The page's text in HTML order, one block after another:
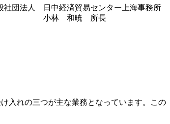
社団法人 日中経済貿易センター上海事務所
小林 和暁 所長
入れの三つが主な業務となっています。この